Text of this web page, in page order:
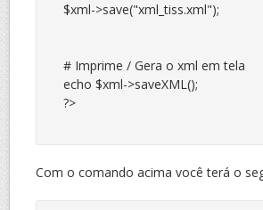
$xml->save("xml_tiss.xml");
# Imprime / Gera o xml em tela
echo $xml->saveXML();
?>
Com o comando acima você terá o